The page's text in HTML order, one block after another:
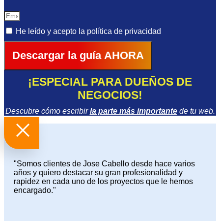
He leído y acepto la política de privacidad
Descargar la guía AHORA
¡ESPECIAL PARA DUEÑOS DE
NEGOCIOS!
Descubre cómo escribirla parte más importantede tu web.
"Somos clientes de Jose Cabello desde hace varios
años y quiero destacar su gran profesionalidad y
rapidez en cada uno de los proyectos que le hemos
encargado."